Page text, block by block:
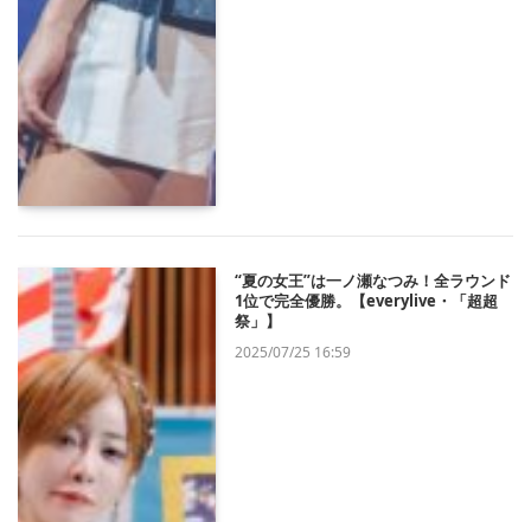
“夏の女王”は一ノ瀬なつみ！全ラウンド
1位で完全優勝。【everylive・「超超
祭」】
2025/07/25 16:59